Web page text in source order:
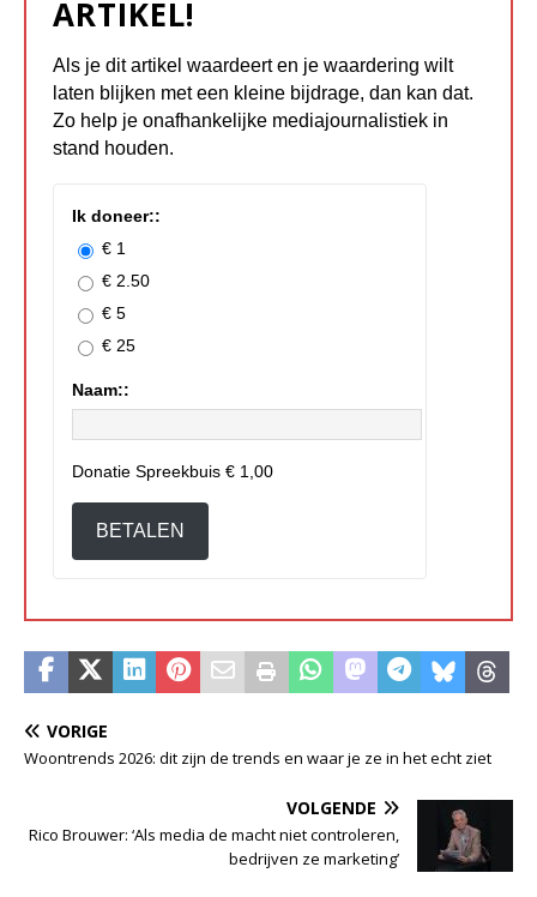
ARTIKEL!
Als je dit artikel waardeert en je waardering wilt
laten blijken met een kleine bijdrage, dan kan dat.
Zo help je onafhankelijke mediajournalistiek in
stand houden.
Ik doneer::
€ 1
€ 2.50
€ 5
€ 25
Naam::
Donatie Spreekbuis € 1,00
BETALEN
VORIGE
Woontrends 2026: dit zijn de trends en waar je ze in het echt ziet
VOLGENDE
Rico Brouwer: ‘Als media de macht niet controleren,
bedrijven ze marketing’